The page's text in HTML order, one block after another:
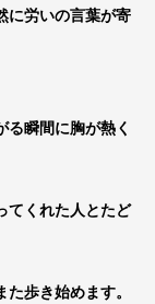
に労いの言葉が寄
る瞬間に胸が熱く
てくれた人とたど
歩き始めます。